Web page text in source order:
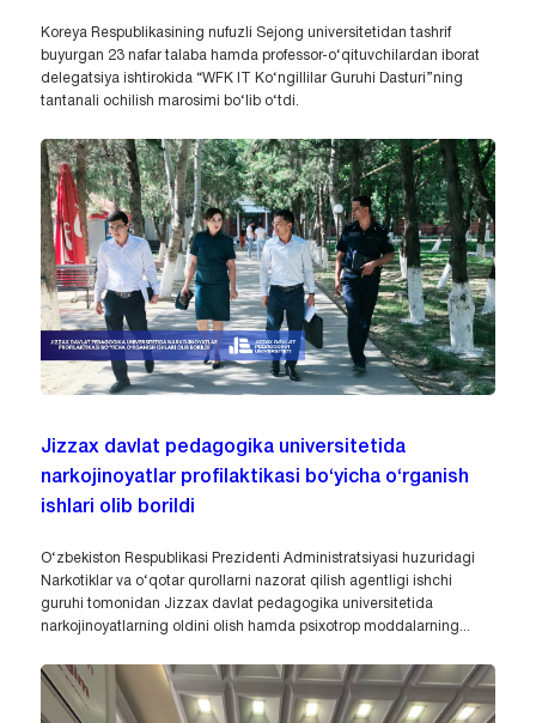
Koreya Respublikasining nufuzli Sejong universitetidan tashrif
buyurgan 23 nafar talaba hamda professor-o‘qituvchilardan iborat
delegatsiya ishtirokida “WFK IT Ko‘ngillilar Guruhi Dasturi”ning
tantanali ochilish marosimi bo‘lib o‘tdi.
Jizzax davlat pedagogika universitetida
narkojinoyatlar profilaktikasi bo‘yicha o‘rganish
ishlari olib borildi
O‘zbekiston Respublikasi Prezidenti Administratsiyasi huzuridagi
Narkotiklar va o‘qotar qurollarni nazorat qilish agentligi ishchi
guruhi tomonidan Jizzax davlat pedagogika universitetida
narkojinoyatlarning oldini olish hamda psixotrop moddalarning...